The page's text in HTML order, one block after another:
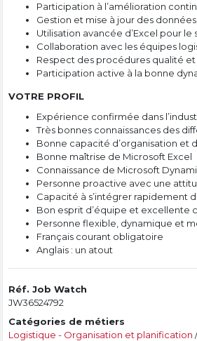
Participation à l’amélioration
Gestion et mise à jour des
Utilisation avancée d’Excel pour le
Collaboration avec les équipes
Respect des procédures qualité
Participation active à la bonne
VOTRE PROFIL
Expérience confirmée dans
Très bonnes connaissances des
Bonne capacité d’organisation et
Bonne maîtrise de Microsoft Excel
Connaissance de Microsoft
Personne proactive avec une
Capacité à s’intégrer rapidement
Bon esprit d’équipe et excellente
Personne flexible, dynamique et
Français courant obligatoire
Anglais : un atout
Réf. Job Watch
JW36524792
Catégories de métiers
Logistique - Organisation et planification